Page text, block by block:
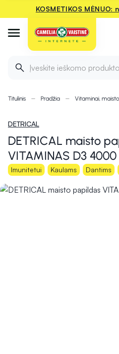
KOSMETIKOS
Įveskite ieškomo
Titulinis Pradžia Vitaminai,
DETRICAL
DETRICAL maisto
VITAMINAS D3
Imunitetui Kaulams Dantims